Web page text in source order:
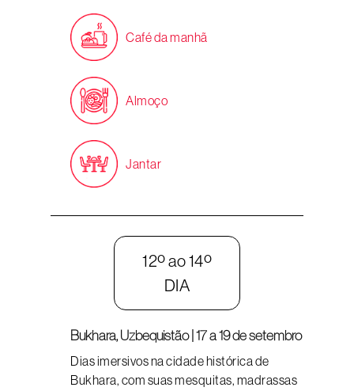
Café da manhã
Almoço
Jantar
12º ao 14º
DIA
Bukhara, Uzbequistão | 17 a 19 de setembro
Dias imersivos na cidade histórica de
Bukhara, com suas mesquitas, madrassas